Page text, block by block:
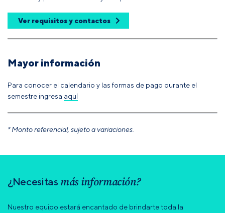
Ver requisitos y contactos
Mayor información
Para conocer el calendario y las formas de pago durante el
semestre ingresa aquí
* Monto referencial, sujeto a variaciones.
¿Necesitas más información?
Nuestro equipo estará encantado de brindarte toda la